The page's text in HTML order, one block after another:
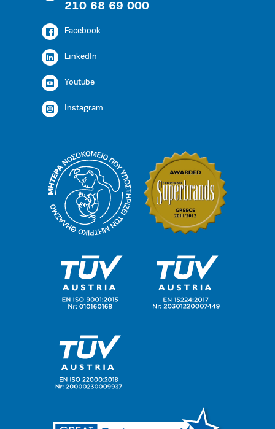
210 68 69 000
Facebook
LinkedIn
Youtube
Instagram